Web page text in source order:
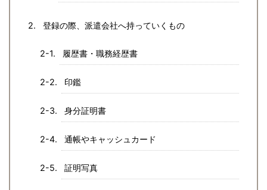
登録の際、派遣会社へ持っていくもの
履歴書・職務経歴書
印鑑
身分証明書
通帳やキャッシュカード
証明写真